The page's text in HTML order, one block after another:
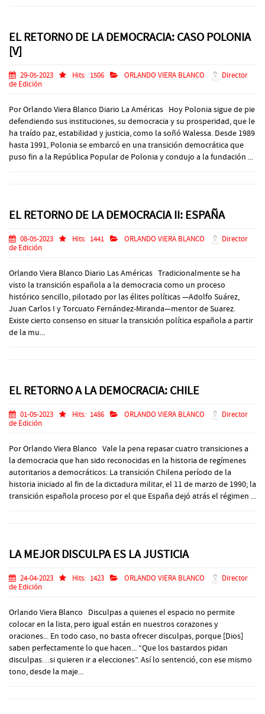
EL RETORNO DE LA DEMOCRACIA: CASO POLONIA
[V]
29-05-2023 Hits: 1506 ORLANDO VIERA BLANCO
Director
de Edición
Por Orlando Viera Blanco Diario La Américas Hoy Polonia sigue de pie
defendiendo sus instituciones, su democracia y su prosperidad, que le
ha traído paz, estabilidad y justicia, como la soñó Walessa. Desde 1989
hasta 1991, Polonia se embarcó en una transición democrática que
puso fin a la República Popular de Polonia y condujo a la fundación ...
EL RETORNO DE LA DEMOCRACIA II: ESPAÑA
08-05-2023 Hits: 1441 ORLANDO VIERA BLANCO
Director
de Edición
Orlando Viera Blanco Diario Las Américas Tradicionalmente se ha
visto la transición española a la democracia como un proceso
histórico sencillo, pilotado por las élites políticas —Adolfo Suárez,
Juan Carlos I y Torcuato Fernández-Miranda—mentor de Suarez.
Existe cierto consenso en situar la transición política española a partir
de la mu...
EL RETORNO A LA DEMOCRACIA: CHILE
01-05-2023 Hits: 1486 ORLANDO VIERA BLANCO
Director
de Edición
Por Orlando Viera Blanco Vale la pena repasar cuatro transiciones a
la democracia que han sido reconocidas en la historia de regímenes
autoritarios a democráticos: La transición Chilena período de la
historia iniciado al fin de la dictadura militar, el 11 de marzo de 1990; la
transición española proceso por el que España dejó atrás el régimen ...
LA MEJOR DISCULPA ES LA JUSTICIA
24-04-2023 Hits: 1423 ORLANDO VIERA BLANCO
Director
de Edición
Orlando Viera Blanco Disculpas a quienes el espacio no permite
colocar en la lista, pero igual están en nuestros corazones y
oraciones... En todo caso, no basta ofrecer disculpas, porque [Dios]
saben perfectamente lo que hacen... “Que los bastardos pidan
disculpas…si quieren ir a elecciones”. Así lo sentenció, con ese mismo
tono, desde la maje...